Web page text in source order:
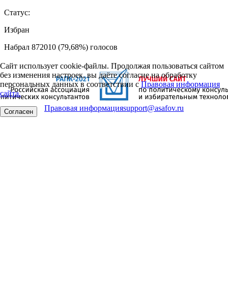
Статус:
Избран
Набрал 872010 (79,68%) голосов
Сайт использует cookie-файлы. Продолжая пользоваться сайтом
без изменения настроек, вы даёте согласие на обработку
персональных данных в соответствии сПравовая информация
сайта.
Согласен Правовая информацияsupport@asafov.ru